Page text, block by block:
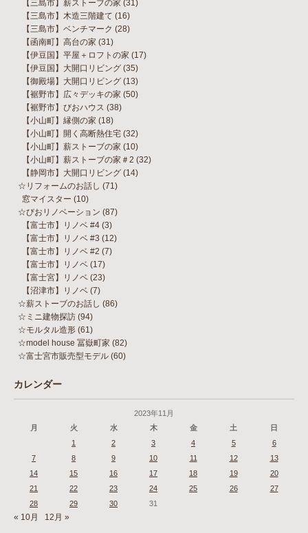
【三島市】薪ストーブの家 (31)
【三島市】木造三階建て (16)
【三島市】ベンチマーク (28)
【函南町】高台の家 (31)
【伊豆国】平屋＋ロフトの家 (17)
【伊豆国】大開口リビング (35)
【御殿場】大開口リビング (13)
【裾野市】広々デッキの家 (50)
【裾野市】びおハウス (38)
【小山町】縁側の家 (18)
【小山町】開く高断熱住宅 (32)
【小山町】薪ストーブの家 (10)
【小山町】薪ストーブの家＃2 (32)
【静岡市】大開口リビング (14)
☆リフォームのお話し (71)
窓マイスター (10)
☆びおリノベーション (87)
【富士市】リノベ #4 (3)
【富士市】リノベ #3 (12)
【富士市】リノベ #2 (7)
【富士市】リノベ (17)
【富士宮】リノベ (23)
【沼津市】リノベ (7)
☆薪ストーブのお話し (86)
☆ミニ建物探訪 (94)
☆モルタル造形 (61)
☆model house 冨嶽町家 (82)
☆富士宮市販売型モデル (60)
カレンダー
2023年11月
月
火 水 木 金 土
日
1
2 3 4 5
6
7
8 9 10 11 12
13
14
15 16 17 18 19
20
21
22 23 24 25 26
27
28
29 30 31
« 10月 12月 »